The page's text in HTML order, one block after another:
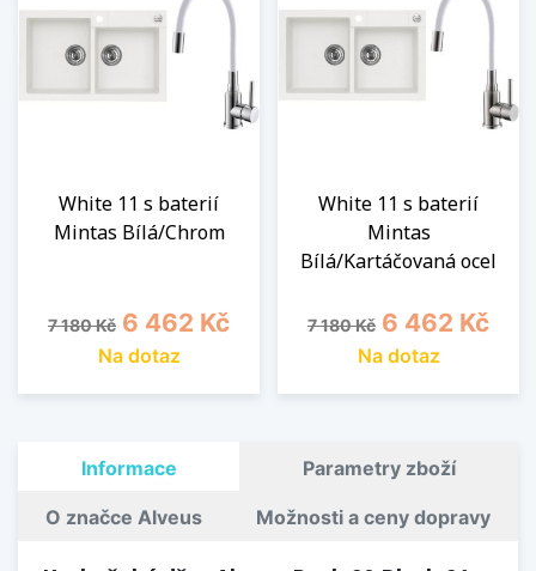
White 11 s baterií
Mintas Bílá/Chrom
Běžná cena
7 180 Kč Cena
6 462 Kč
Na dotaz
White 11 s baterií
Mintas
Bílá/Kartáčovaná ocel
Běžná cena
7 180 Kč Cena
6 462 Kč
Na dotaz
Informace Parametry zboží
O značce Alveus Možnosti a ceny dopravy